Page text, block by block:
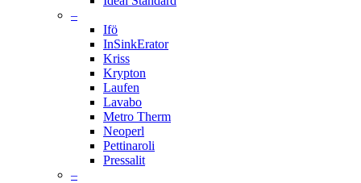
–
Ifö
InSinkErator
Kriss
Krypton
Laufen
Lavabo
Metro Therm
Neoperl
Pettinaroli
Pressalit
–